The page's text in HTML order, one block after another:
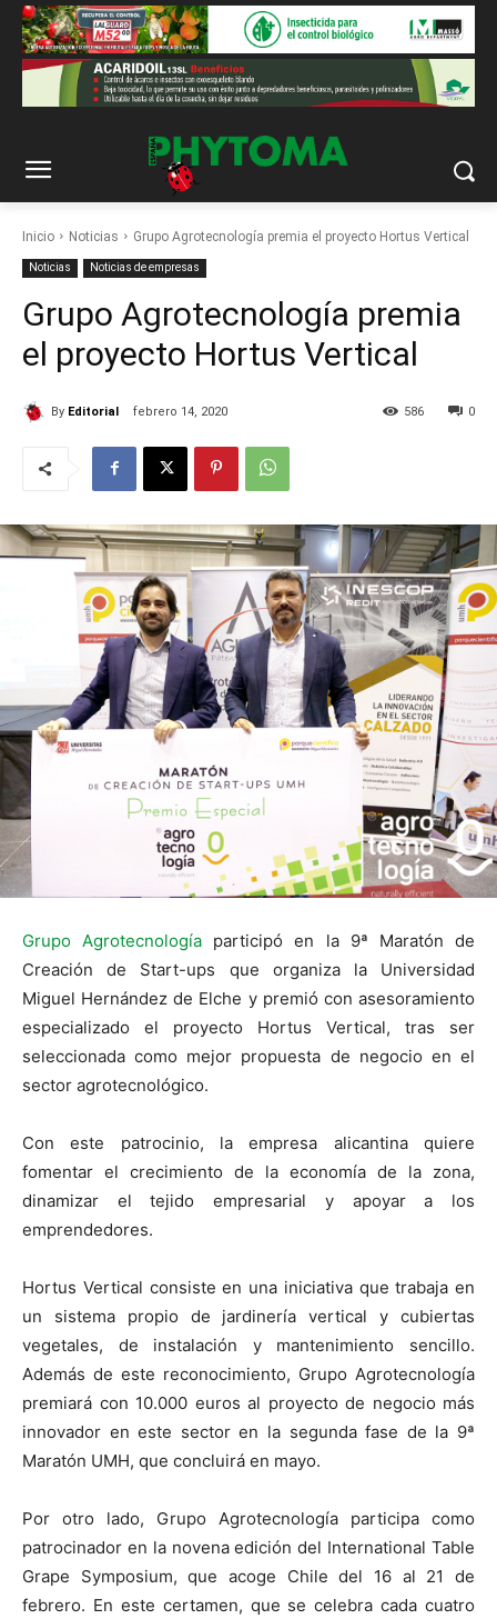
Inicio Noticias Grupo Agrotecnología premia el proyecto Hortus Vertical
Noticias Noticias de empresas
Grupo Agrotecnología premia
el proyecto Hortus Vertical
By Editorial febrero 14, 2020 0
586
Grupo Agrotecnología participó en la 9ª Maratón de
Creación de Start-ups que organiza la Universidad
Miguel Hernández de Elche y premió con asesoramiento
especializado el proyecto Hortus Vertical, tras ser
seleccionada como mejor propuesta de negocio en el
sector agrotecnológico.
Con este patrocinio, la empresa alicantina quiere
fomentar el crecimiento de la economía de la zona,
dinamizar el tejido empresarial y apoyar a los
emprendedores.
Hortus Vertical consiste en una iniciativa que trabaja en
un sistema propio de jardinería vertical y cubiertas
vegetales, de instalación y mantenimiento sencillo.
Además de este reconocimiento, Grupo Agrotecnología
premiará con 10.000 euros al proyecto de negocio más
innovador en este sector en la segunda fase de la 9ª
Maratón UMH, que concluirá en mayo.
Por otro lado, Grupo Agrotecnología participa como
patrocinador en la novena edición del International Table
Grape Symposium, que acoge Chile del 16 al 21 de
febrero. En este certamen, que se celebra cada cuatro